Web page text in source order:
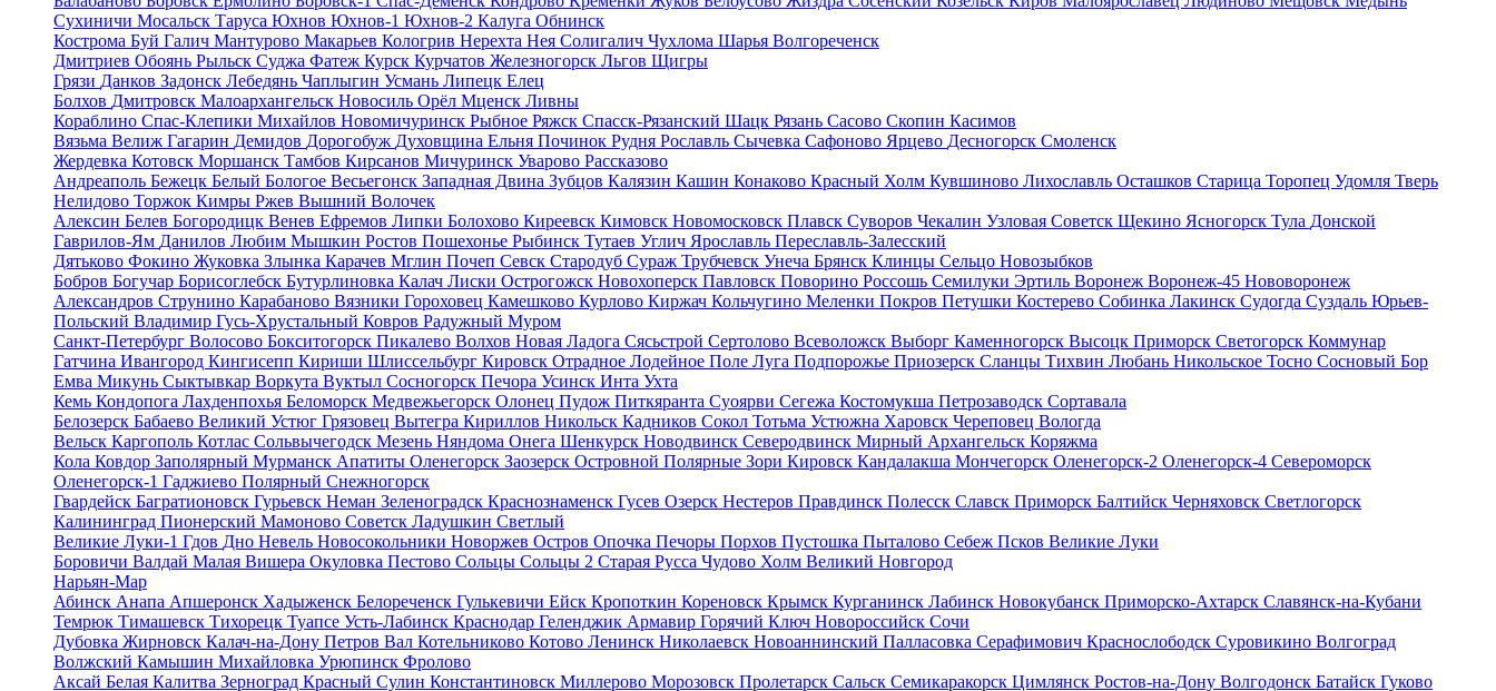
Сухиничи Мосальск Таруса Юхнов Юхнов-1 Юхнов-2 Калуга Обнинск
Кострома Буй Галич Мантурово Макарьев Кологрив Нерехта Нея Солигалич Чухлома Шарья Волгореченск
Дмитриев Обоянь Рыльск Суджа Фатеж Курск Курчатов Железногорск Льгов Щигры
Грязи Данков Задонск Лебедянь Чаплыгин Усмань Липецк Елец
Болхов Дмитровск Малоархангельск Новосиль Орёл Мценск Ливны
Кораблино Спас-Клепики Михайлов Новомичуринск Рыбное Ряжск Спасск-Рязанский Шацк Рязань Сасово Скопин Касимов
Вязьма Велиж Гагарин Демидов Дорогобуж Духовщина Ельня Починок Рудня Рославль Сычевка Сафоново Ярцево Десногорск Смоленск
Жердевка Котовск Моршанск Тамбов Кирсанов Мичуринск Уварово Рассказово
Андреаполь Бежецк Белый Бологое Весьегонск Западная Двина Зубцов Калязин Кашин Конаково Красный Холм Кувшиново Лихославль Осташков Старица Торопец Удомля Тверь
Нелидово Торжок Кимры Ржев Вышний Волочек
Алексин Белев Богородицк Венев Ефремов Липки Болохово Киреевск Кимовск Новомосковск Плавск Суворов Чекалин Узловая Советск Щекино Ясногорск Тула Донской
Гаврилов-Ям Данилов Любим Мышкин Ростов Пошехонье Рыбинск Тутаев Углич Ярославль Переславль-Залесский
Дятьково Фокино Жуковка Злынка Карачев Мглин Почеп Севск Стародуб Сураж Трубчевск Унеча Брянск Клинцы Сельцо Новозыбков
Бобров Богучар Борисоглебск Бутурлиновка Калач Лиски Острогожск Новохоперск Павловск Поворино Россошь Семилуки Эртиль Воронеж Воронеж-45 Нововоронеж
Александров Струнино Карабаново Вязники Гороховец Камешково Курлово Киржач Кольчугино Меленки Покров Петушки Костерево Собинка Лакинск Судогда Суздаль Юрьев-
Польский Владимир Гусь-Хрустальный Ковров Радужный Муром
Санкт-Петербург Волосово Бокситогорск Пикалево Волхов Новая Ладога Сясьстрой Сертолово Всеволожск Выборг Каменногорск Высоцк Приморск Светогорск Коммунар
Гатчина Ивангород Кингисепп Кириши Шлиссельбург Кировск Отрадное Лодейное Поле Луга Подпорожье Приозерск Сланцы Тихвин Любань Никольское Тосно Сосновый Бор
Емва Микунь Сыктывкар Воркута Вуктыл Сосногорск Печора Усинск Инта Ухта
Кемь Кондопога Лахденпохья Беломорск Медвежьегорск Олонец Пудож Питкяранта Суоярви Сегежа Костомукша Петрозаводск Сортавала
Белозерск Бабаево Великий Устюг Грязовец Вытегра Кириллов Никольск Кадников Сокол Тотьма Устюжна Харовск Череповец Вологда
Вельск Каргополь Котлас Сольвычегодск Мезень Няндома Онега Шенкурск Новодвинск Северодвинск Мирный Архангельск Коряжма
Кола Ковдор Заполярный Мурманск Апатиты Оленегорск Заозерск Островной Полярные Зори Кировск Кандалакша Мончегорск Оленегорск-2 Оленегорск-4 Североморск
Оленегорск-1 Гаджиево Полярный Снежногорск
Гвардейск Багратионовск Гурьевск Неман Зеленоградск Краснознаменск Гусев Озерск Нестеров Правдинск Полесск Славск Приморск Балтийск Черняховск Светлогорск
Калининград Пионерский Мамоново Советск Ладушкин Светлый
Великие Луки-1 Гдов Дно Невель Новосокольники Новоржев Остров Опочка Печоры Порхов Пустошка Пыталово Себеж Псков Великие Луки
Боровичи Валдай Малая Вишера Окуловка Пестово Сольцы Сольцы 2 Старая Русса Чудово Холм Великий Новгород
Нарьян-Мар
Абинск Анапа Апшеронск Хадыженск Белореченск Гулькевичи Ейск Кропоткин Кореновск Крымск Курганинск Лабинск Новокубанск Приморско-Ахтарск Славянск-на-Кубани
Темрюк Тимашевск Тихорецк Туапсе Усть-Лабинск Краснодар Геленджик Армавир Горячий Ключ Новороссийск Сочи
Дубовка Жирновск Калач-на-Дону Петров Вал Котельниково Котово Ленинск Николаевск Новоаннинский Палласовка Серафимович Краснослободск Суровикино Волгоград
Волжский Камышин Михайловка Урюпинск Фролово
Аксай Белая Калитва Зерноград Красный Сулин Константиновск Миллерово Морозовск Пролетарск Сальск Семикаракорск Цимлянск Ростов-на-Дону Волгодонск Батайск Гуково